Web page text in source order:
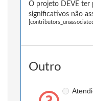
O projeto DEVE ter
significativos não
Outro